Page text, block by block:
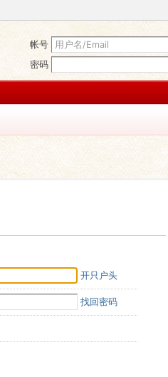
帐号
密码
开只户头
找回密码